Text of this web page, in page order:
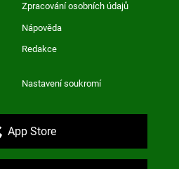
Zpracování osobních údajů
Nápověda
Redakce
Nastavení soukromí
App Store